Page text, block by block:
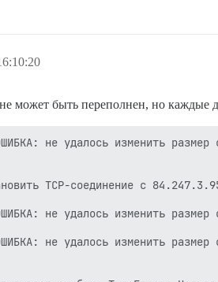
может быть переполнен, но каждые
не удалось изменить размер
TCP-соединение с
не удалось изменить размер
не удалось изменить размер